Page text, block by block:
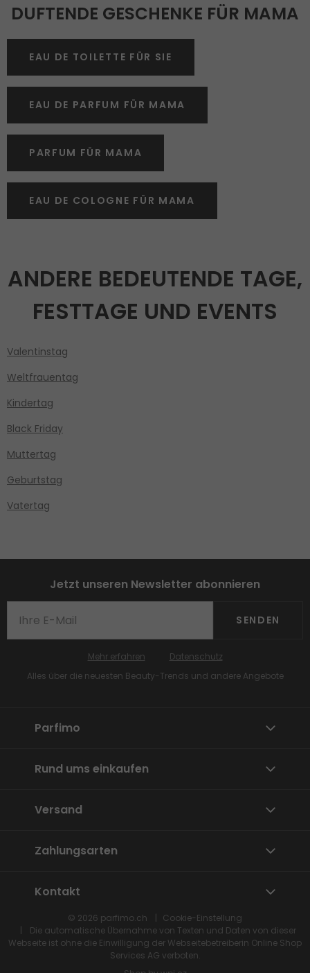
DUFTENDE GESCHENKE FÜR MAMA
EAU DE TOILETTE FÜR SIE
EAU DE PARFUM FÜR MAMA
PARFUM FÜR MAMA
EAU DE COLOGNE FÜR MAMA
ANDERE BEDEUTENDE TAGE,
FESTTAGE UND EVENTS
Valentinstag
Weltfrauentag
Kindertag
Black Friday
Muttertag
Geburtstag
Vatertag
Jetzt unseren Newsletter abonnieren
SENDEN
Alles über die neuesten Beauty-Trends und andere Angebote
Mehr erfahren Datenschutz
Parfimo
Rund ums einkaufen
Versand
Zahlungsarten
Kontakt
© 2026 parfimo.ch
Cookie-Einstellung
Die automatische Übernahme von Texten und Daten von dieser
Webseite ist ohne die Einwilligung der Webseitebetreiberin Online Shop
Services AG verboten.